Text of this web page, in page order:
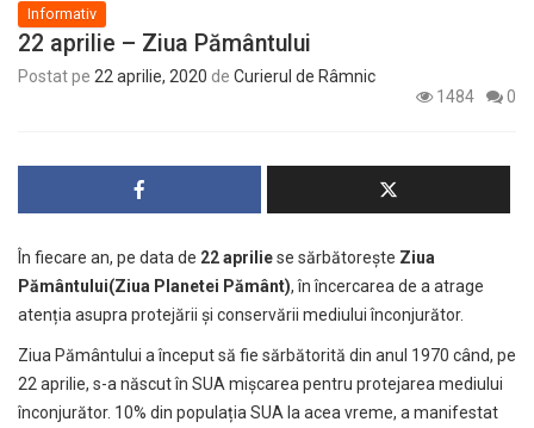
Informativ
22 aprilie – Ziua Pământului
Postat pe 22 aprilie, 2020 de Curierul de Râmnic
1484
0
În fiecare an, pe data de 22 apriliese sărbătorește Ziua
Pământului(Ziua Planetei Pământ), în încercarea de a atrage
atenția asupra protejării și conservării mediului înconjurător.
Ziua Pământului a început să fie sărbătorită din anul 1970 când, pe
22 aprilie, s-a născut în SUA mișcarea pentru protejarea mediului
înconjurător. 10% din populația SUA la acea vreme, a manifestat